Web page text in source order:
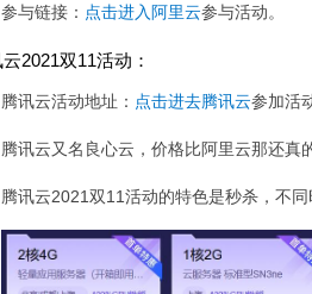
参与链接： 点击进入阿里云参与活动。
2021双11活动：
腾讯云活动地址： 点击进去腾讯云参加活
腾讯云又名良心云，价格比阿里云那还真
腾讯云2021双11活动的特色是秒杀，不同